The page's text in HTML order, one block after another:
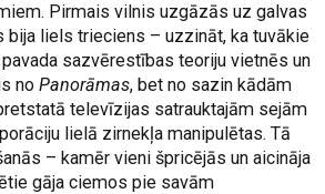
Pirmais vilnis uzgāzās uz galvas
bija liels trieciens – uzzināt, ka tuvākie
sazvērestības teoriju vietnēs un
noPanorāmas, bet no sazin kādām
televīzijas satrauktajām sejām
lielā zirnekļa manipulētas. Tā
– kamēr vieni špricējās un aicināja
gāja ciemos pie savām